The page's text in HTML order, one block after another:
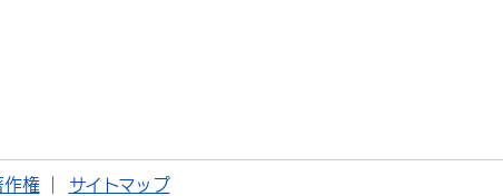
作権 サイトマップ